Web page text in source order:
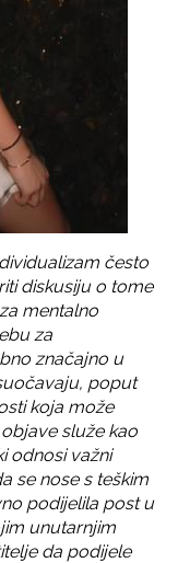
često
diskusiju o tome
mentalno
za
značajno u
poput
koja može
služe kao
odnosi važni
se nose s teškim
podijelila post u
unutarnjim
da podijele